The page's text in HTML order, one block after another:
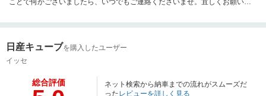
日産キューブを購入したユーザー
イッセ
総合評価
ネット検索から納車までの流れがスムーズだ
ったレビューを詳しく見る